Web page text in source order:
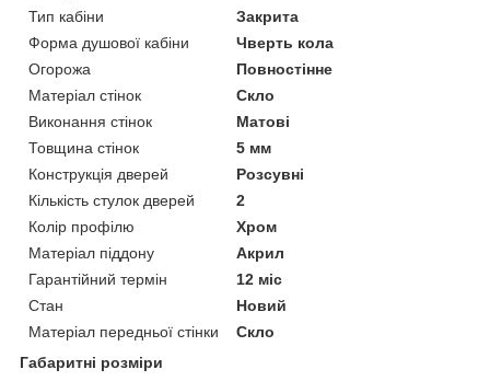
Тип кабіни
Закрита
Форма душової кабіни
Чверть кола
Огорожа
Повностінне
Матеріал стінок
Скло
Виконання стінок
Матові
Товщина стінок
5 мм
Конструкція дверей
Розсувні
Кількість стулок дверей
2
Колір профілю
Хром
Матеріал піддону
Акрил
Гарантійний термін
12 міс
Стан
Новий
Матеріал передньої стінки
Скло
Габаритні розміри